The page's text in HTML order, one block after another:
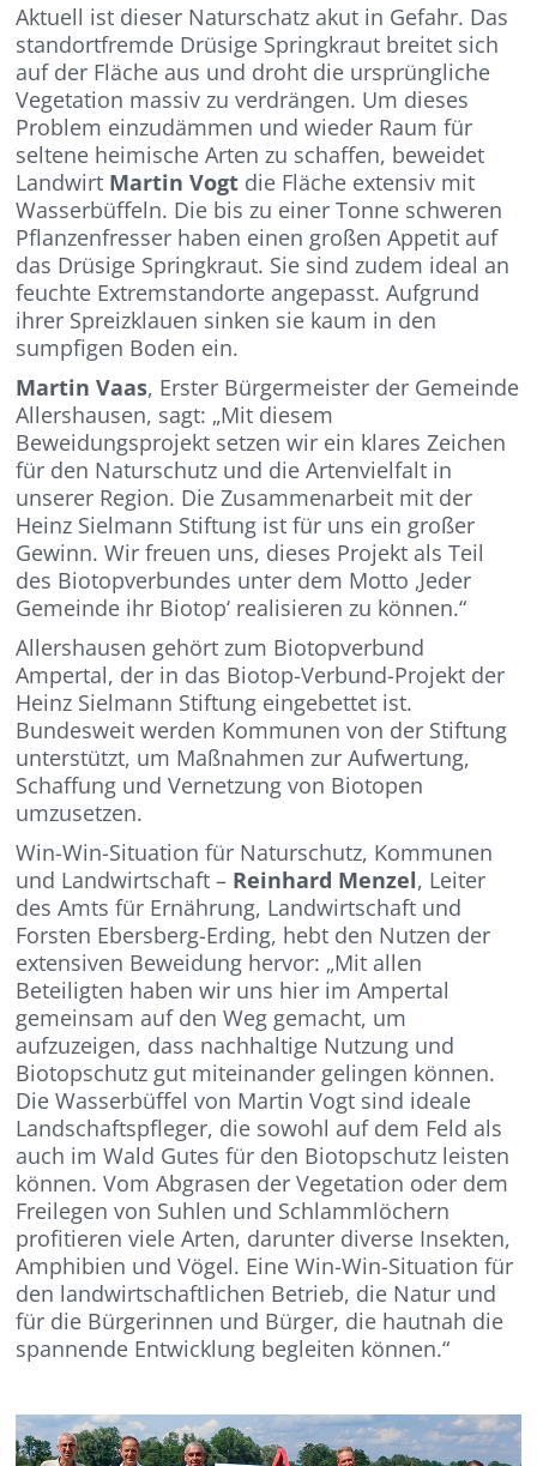
Aktuell ist dieser Naturschatz akut in Gefahr. Das
standortfremde Drüsige Springkraut breitet sich
auf der Fläche aus und droht die ursprüngliche
Vegetation massiv zu verdrängen. Um dieses
Problem einzudämmen und wieder Raum für
seltene heimische Arten zu schaffen, beweidet
Landwirt Martin Vogt die Fläche extensiv mit
Wasserbüffeln. Die bis zu einer Tonne schweren
Pflanzenfresser haben einen großen Appetit auf
das Drüsige Springkraut. Sie sind zudem ideal an
feuchte Extremstandorte angepasst. Aufgrund
ihrer Spreizklauen sinken sie kaum in den
sumpfigen Boden ein.
Martin Vaas, Erster Bürgermeister der Gemeinde
Allershausen, sagt: „Mit diesem
Beweidungsprojekt setzen wir ein klares Zeichen
für den Naturschutz und die Artenvielfalt in
unserer Region. Die Zusammenarbeit mit der
Heinz Sielmann Stiftung ist für uns ein großer
Gewinn. Wir freuen uns, dieses Projekt als Teil
des Biotopverbundes unter dem Motto ‚Jeder
Gemeinde ihr Biotop‘ realisieren zu können.“
Allershausen gehört zum Biotopverbund
Ampertal, der in das Biotop-Verbund-Projekt der
Heinz Sielmann Stiftung eingebettet ist.
Bundesweit werden Kommunen von der Stiftung
unterstützt, um Maßnahmen zur Aufwertung,
Schaffung und Vernetzung von Biotopen
umzusetzen.
Win-Win-Situation für Naturschutz, Kommunen
und Landwirtschaft – Reinhard Menzel, Leiter
des Amts für Ernährung, Landwirtschaft und
Forsten Ebersberg-Erding, hebt den Nutzen der
extensiven Beweidung hervor: „Mit allen
Beteiligten haben wir uns hier im Ampertal
gemeinsam auf den Weg gemacht, um
aufzuzeigen, dass nachhaltige Nutzung und
Biotopschutz gut miteinander gelingen können.
Die Wasserbüffel von Martin Vogt sind ideale
Landschaftspfleger, die sowohl auf dem Feld als
auch im Wald Gutes für den Biotopschutz leisten
können. Vom Abgrasen der Vegetation oder dem
Freilegen von Suhlen und Schlammlöchern
profitieren viele Arten, darunter diverse Insekten,
Amphibien und Vögel. Eine Win-Win-Situation für
den landwirtschaftlichen Betrieb, die Natur und
für die Bürgerinnen und Bürger, die hautnah die
spannende Entwicklung begleiten können.“